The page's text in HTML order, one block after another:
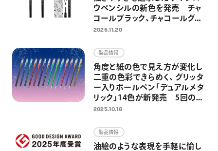
ウペンシルの新色を発売 チャ
コールブラック、チャコールグレ
ーの2色を追加し、全5色展開に
2025.11.20
製品情報
角度と紙の色で見え方が変化し
二重の色彩できらめく、 グリッタ
ー入りボールペン「デュアルメタ
リック」14色が新発売 5回の限
定発売を経て、待望の定番化 ノ
グリッターインキが華やかに彩
る
2025.10.16
製品情報
油絵のような表現を手軽に愉し